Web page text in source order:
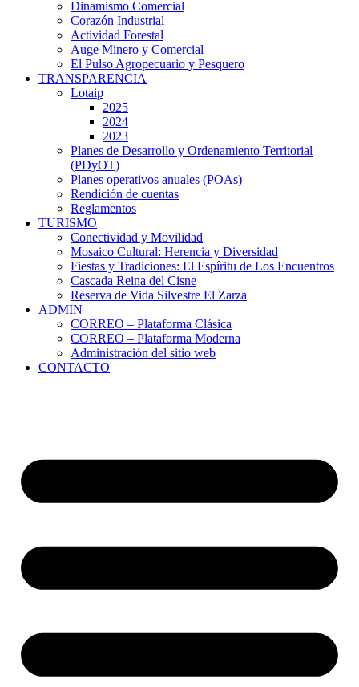
Dinamismo Comercial
Corazón Industrial
Actividad Forestal
Auge Minero y Comercial
El Pulso Agropecuario y Pesquero
TRANSPARENCIA
Lotaip
2025
2024
2023
Planes de Desarrollo y Ordenamiento Territorial
(PDyOT)
Planes operativos anuales (POAs)
Rendición de cuentas
Reglamentos
TURISMO
Conectividad y Movilidad
Mosaico Cultural: Herencia y Diversidad
Fiestas y Tradiciones: El Espíritu de Los Encuentros
Cascada Reina del Cisne
Reserva de Vida Silvestre El Zarza
ADMIN
CORREO – Plataforma Clásica
CORREO – Plataforma Moderna
Administración del sitio web
CONTACTO